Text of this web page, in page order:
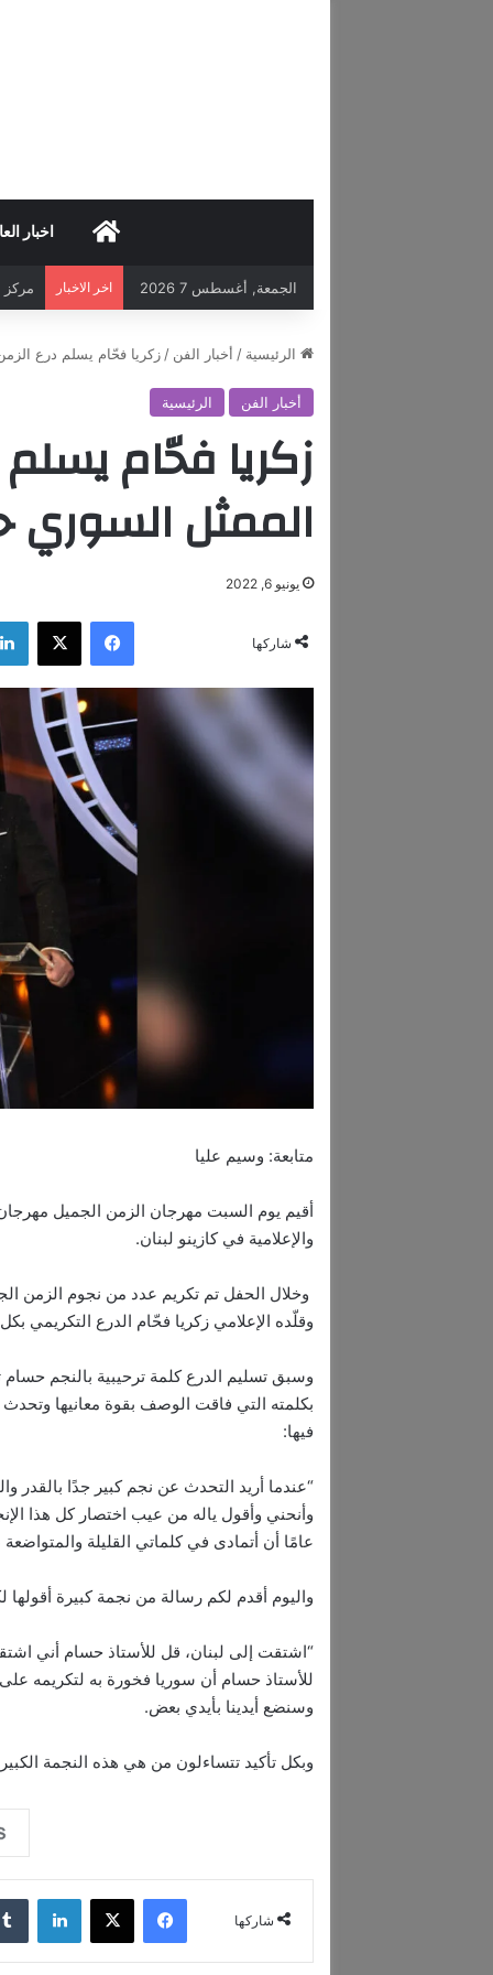
اخبار
الجمعة, أغسطس 7 2026 اخر الاخبار مركز
الرئيسية / أخبار الفن / زكريا فحّام يسلم درع
أخبار الفن الرئيسية
زكريا فحّام
الممثل
يونيو 6, 2022
شاركها
فيسبوك ‫X
متابعة: وسيم عليا
أقيم يوم السبت مهرجان الزمن الجميل
والإعلامية في كازينو لبنان.
وخلال الحفل تم تكريم عدد من نجوم الزمن
وقلّده الإعلامي زكريا فحّام الدرع التكريمي
وسبق تسليم الدرع كلمة ترحيبية بالنجم
بكلمته التي فاقت الوصف بقوة معانيها
فيها:
“عندما أريد التحدث عن نجم كبير جدًا بالقدر
وأنحني وأقول ياله من عيب اختصار كل هذا
عامًا أن أتمادى في كلماتي القليلة
واليوم أقدم لكم رسالة من نجمة كبيرة أقولها
“اشتقت إلى لبنان، قل للأستاذ حسام أني
للأستاذ حسام أن سوريا فخورة به لتكريمه
وسنضع أيدينا بأيدي بعض.
وبكل تأكيد تتساءلون من هي هذه النجمة
شاركها
فيسبوك ‫X لينكدإن